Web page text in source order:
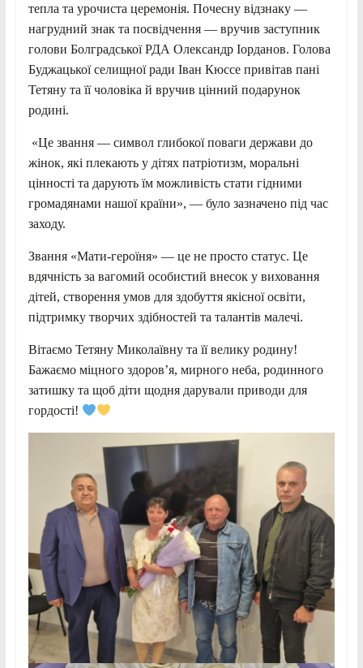
тепла та урочиста церемонія. Почесну відзнаку —
нагрудний знак та посвідчення — вручив заступник
голови Болградської РДА Олександр Іорданов. Голова
Буджацької селищної ради Іван Кюссе привітав пані
Тетяну та її чоловіка й вручив цінний подарунок
родині.
«Це звання — символ глибокої поваги держави до
жінок, які плекають у дітях патріотизм, моральні
цінності та дарують їм можливість стати гідними
громадянами нашої країни», — було зазначено під час
заходу.
Звання «Мати-героїня» — це не просто статус. Це
вдячність за вагомий особистий внесок у виховання
дітей, створення умов для здобуття якісної освіти,
підтримку творчих здібностей та талантів малечі.
Вітаємо Тетяну Миколаївну та її велику родину!
Бажаємо міцного здоров’я, мирного неба, родинного
затишку та щоб діти щодня дарували приводи для
гордості!